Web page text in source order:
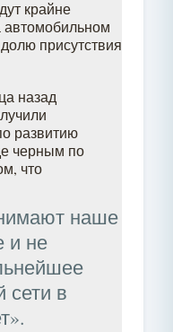
крайне
автомобильном
присутствия
назад
развитию
черным по
что
наше
и не
сети в